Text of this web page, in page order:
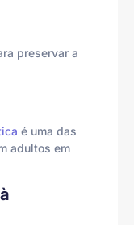
preservar a
é uma das
adultos em